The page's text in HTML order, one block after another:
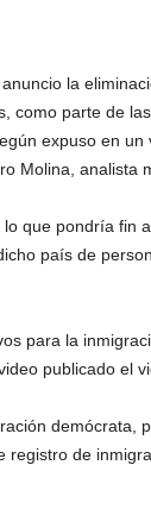
la
como parte de
expuso en un
Molina, analista
que pondría fin
país de
para la
publicado el
demócrata,
registro de